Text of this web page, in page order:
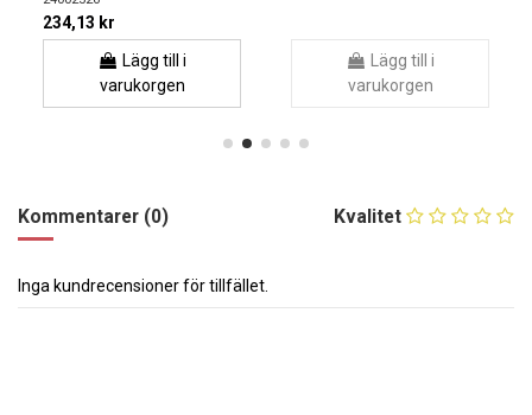
234,13 kr
Lägg till i
varukorgen
Lägg till i
varukorgen
Kvalitet
Kommentarer (0)
Inga kundrecensioner för tillfället.